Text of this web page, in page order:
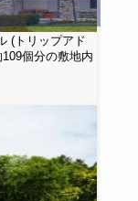
(トリップアド
個分の敷地内